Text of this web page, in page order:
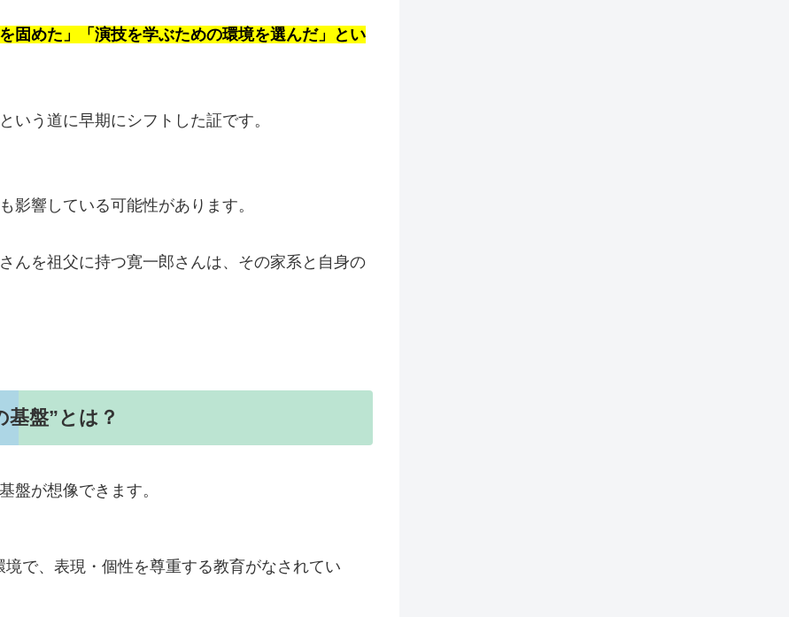
固めた」「演技を学ぶための環境を選んだ」とい
いう道に早期にシフトした証です。
影響している可能性があります。
んを祖父に持つ寛一郎さんは、その家系と自身の
盤”とは？
盤が想像できます。
で、表現・個性を尊重する教育がなされてい